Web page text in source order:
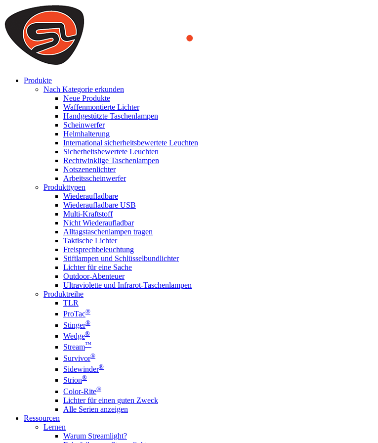
We use cookies to ensure that we provide you the best experience on our website. By continuing to browse this
you a better experience. To learn more or to find out how you can disable cookies, you can access our
ACCEPT AND CLOSE
Produkte
Nach Kategorie erkunden
Neue Produkte
Waffenmontierte Lichter
Handgestützte Taschenlampen
Scheinwerfer
Helmhalterung
International sicherheitsbewertete Leuchten
Sicherheitsbewertete Leuchten
Rechtwinklige Taschenlampen
Notszenenlichter
Arbeitsscheinwerfer
Produkttypen
Wiederaufladbare
Wiederaufladbare USB
Multi-Kraftstoff
Nicht Wiederaufladbar
Alltagstaschenlampen tragen
Taktische Lichter
Freisprechbeleuchtung
Stiftlampen und Schlüsselbundlichter
Lichter für eine Sache
Outdoor-Abenteuer
Ultraviolette und Infrarot-Taschenlampen
Produktreihe
TLR
ProTac®
Stinger®
Wedge®
Stream™
Survivor®
Sidewinder®
Strion®
Color-Rite®
Lichter für einen guten Zweck
Alle Serien anzeigen
Ressourcen
Lernen
Warum Streamlight?